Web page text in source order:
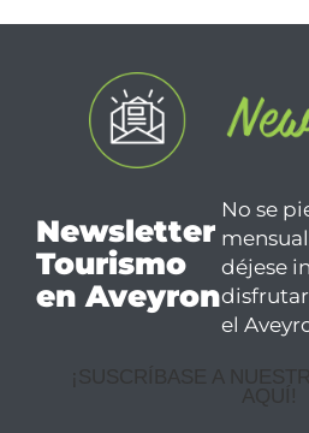
Newsletter
Tourismo
en Aveyron
No se
déjese
disfrutar
el
¡SUSCRÍBASE A
AQUÍ!